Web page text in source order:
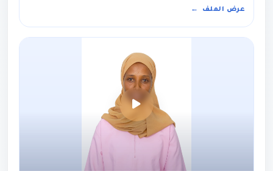
عرض الملف